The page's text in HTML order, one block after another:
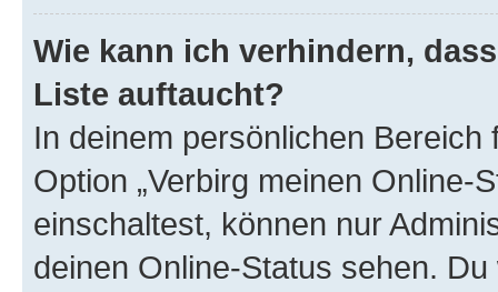
Wie kann ich verhindern,
Liste auftaucht?
In deinem persönlichen
Option „Verbirg meinen Online-
einschaltest, können nur
deinen Online-Status sehen.